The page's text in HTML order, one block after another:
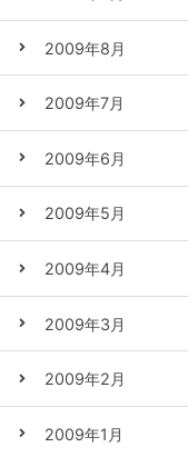
2009年8月
2009年7月
2009年6月
2009年5月
2009年4月
2009年3月
2009年2月
2009年1月